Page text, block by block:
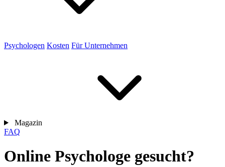
Psychologen Kosten Für Unternehmen
Magazin
FAQ
Online Psychologe gesucht?